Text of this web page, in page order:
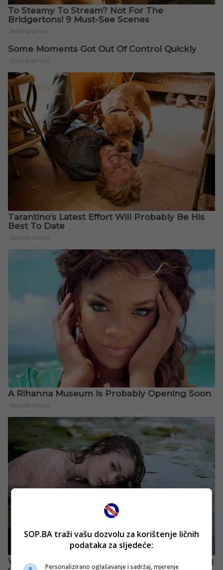
SOP.BA traži vašu dozvolu za korištenje ličnih
podataka za sljedeće:
Personalizirano oglašavanje i sadržaj, mjerenje